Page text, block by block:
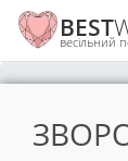
BEST
весільний